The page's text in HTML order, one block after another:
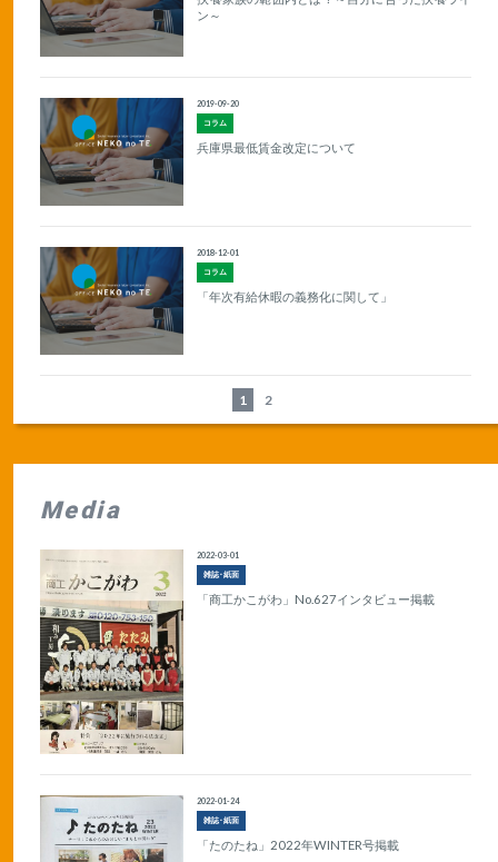
ン～
コラム
2019-09-20
兵庫県最低賃金改定について
コラム
2018-12-01
「年次有給休暇の義務化に関して」
1 2
Media
雑誌･紙面
2022-03-01
「商工かこがわ」No.627インタビュー掲載
雑誌･紙面
2022-01-24
「たのたね」2022年WINTER号掲載